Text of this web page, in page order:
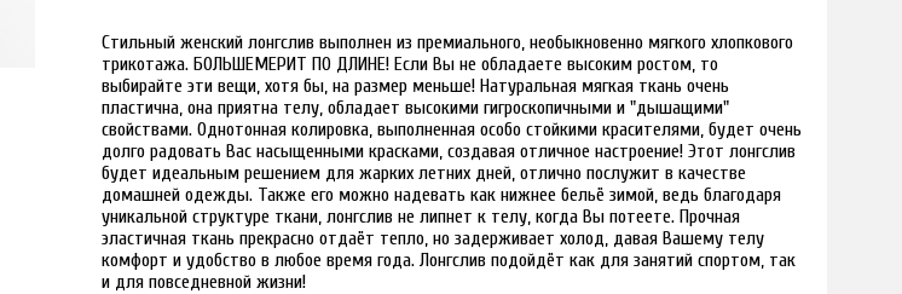
Наведите для увеличения
Стильный женский лонгслив выполнен из премиального, необыкновенно мягкого хлопкового
трикотажа. БОЛЬШЕМЕРИТ ПО ДЛИНЕ! Если Вы не обладаете высоким ростом, то
выбирайте эти вещи, хотя бы, на размер меньше! Натуральная мягкая ткань очень
пластична, она приятна телу, обладает высокими гигроскопичными и "дышащими"
свойствами. Однотонная колировка, выполненная особо стойкими красителями, будет очень
долго радовать Вас насыщенными красками, создавая отличное настроение! Этот лонгслив
будет идеальным решением для жарких летних дней, отлично послужит в качестве
домашней одежды. Также его можно надевать как нижнее бельё зимой, ведь благодаря
уникальной структуре ткани, лонгслив не липнет к телу, когда Вы потеете. Прочная
эластичная ткань прекрасно отдаёт тепло, но задерживает холод, давая Вашему телу
комфорт и удобство в любое время года. Лонгслив подойдёт как для занятий спортом, так
и для повседневной жизни!